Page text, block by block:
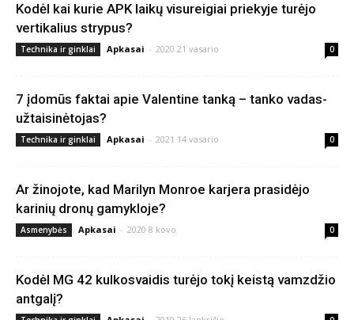
Kodėl kai kurie APK laikų visureigiai priekyje turėjo
vertikalius strypus?
Technika ir ginklai Apkasai - 2020 21 vasario 0
7 įdomūs faktai apie Valentine tanką – tanko vadas-
užtaisinėtojas?
Technika ir ginklai Apkasai - 2021 14 vasario 0
Ar žinojote, kad Marilyn Monroe karjera prasidėjo
karinių dronų gamykloje?
Asmenybės Apkasai - 2020 8 kovo 0
Kodėl MG 42 kulkosvaidis turėjo tokį keistą vamzdžio
antgalį?